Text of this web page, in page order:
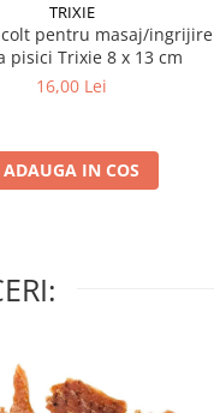
TRIXIE
colt pentru masaj/ingrijire
blana pisici Trixie 8 x 13 cm
16,00 Lei
ADAUGA IN COS